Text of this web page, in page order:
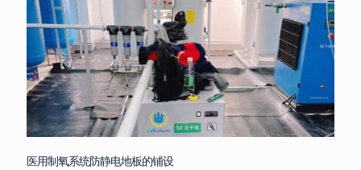
医用制氧系统防静电地板的铺设